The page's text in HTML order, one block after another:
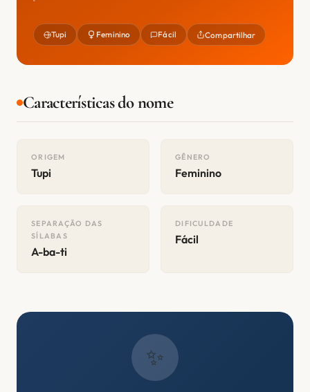
Tupi Feminino Fácil Compartilhar
Características do nome
ORIGEM
Tupi
GÊNERO
Feminino
SEPARAÇÃO DAS
SÍLABAS
A-ba-ti
DIFICULDADE
Fácil
✨